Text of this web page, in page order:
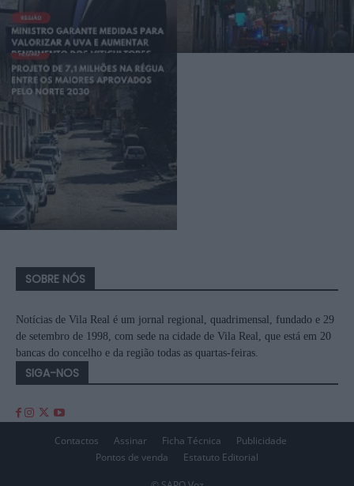
SOBRE NÓS
Notícias de Vila Real é um jornal regional, quadrimensal, fundado e 29
de setembro de 1998, com sede na cidade de Vila Real, que está em 20
bancas do concelho e da região todas as quartas-feiras.
SIGA-NOS
Contactos Assinar Ficha Técnica
Publicidade
Pontos de venda
Estatuto Editorial